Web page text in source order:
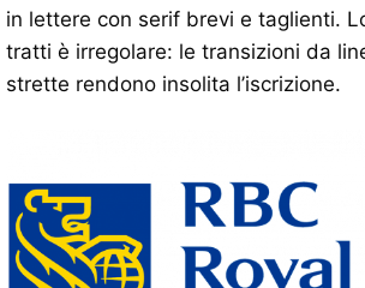
in lettere con serif brevi e taglienti.
tratti è irregolare: le transizioni da
strette rendono insolita l’iscrizione.